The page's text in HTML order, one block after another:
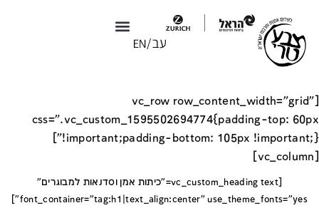
[vc_row row_content_width="grid"
css=".vc_custom_1595502694774{padding-top: 60px
!important;padding-bottom: 105px !important;}"]
[vc_custom_heading text="כיתות אמן וסדנאות למבוגרים"
font_container="tag:h1|text_align:center" use_theme_fonts="yes"]